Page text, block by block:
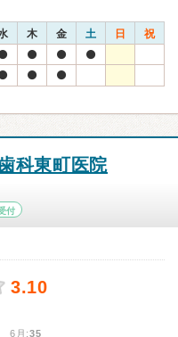
木 金 土 日 祝
科東町医院
付
3.10
月:35